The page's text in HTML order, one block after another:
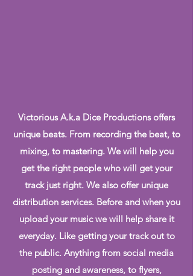
Victorious A.k.a Dice Productions offers
unique beats. From recording the beat, to
mixing, to mastering. We will help you
get the right people who will get your
track just right. We also offer unique
distribution services. Before and when you
upload your music we will help share it
everyday. Like getting your track out to
the public. Anything from social media
posting and awareness, to flyers,